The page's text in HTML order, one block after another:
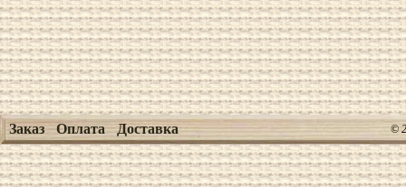
Заказ Оплата Доставка ©